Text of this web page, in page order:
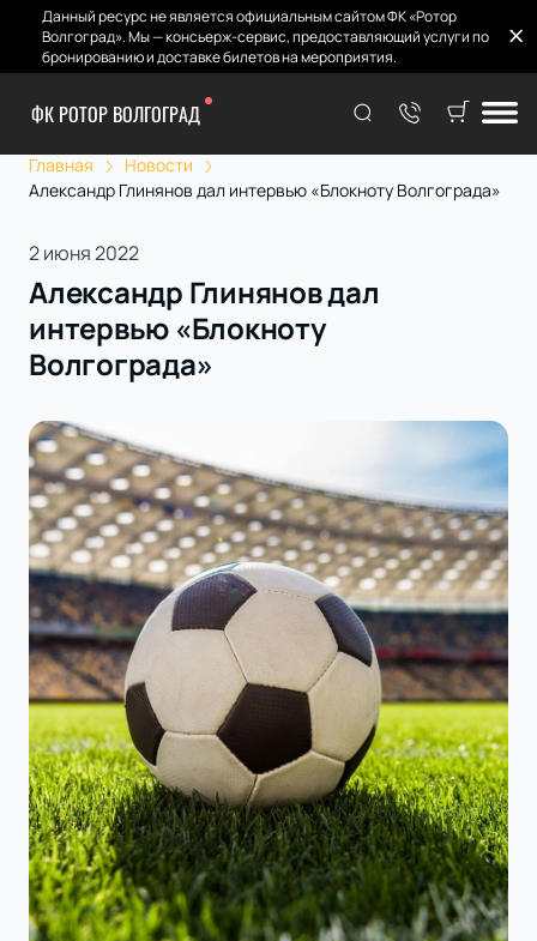
Данный ресурс не является официальным сайтом ФК «Ротор
Волгоград». Мы — консьерж-сервис, предоставляющий услуги по
бронированию и доставке билетов на мероприятия.
ФК РОТОР ВОЛГОГРАД
Главная
Новости
Александр Глинянов дал интервью «Блокноту Волгограда»
2 июня 2022
Александр Глинянов дал
интервью «Блокноту
Волгограда»